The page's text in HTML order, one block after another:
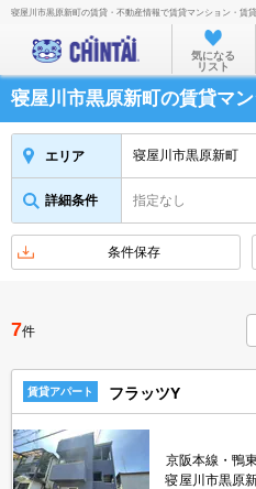
お部屋
住
家
物
不
寝屋川市黒原新町の賃貸・不動産情報で賃貸マンション・賃
気になる
リスト
寝屋川市黒原新町の賃貸マ
エリア 寝屋川市黒原新町
詳細条件 指定なし
条件保存
7件
賃貸アパート フラッツY
京阪本線・鴨
寝屋川市黒原